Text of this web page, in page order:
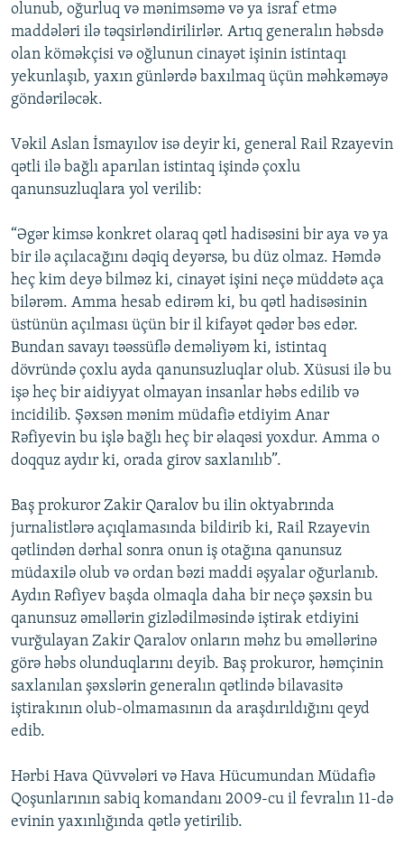
olunub, oğurluq və mənimsəmə və ya israf etmə
maddələri ilə təqsirləndirilirlər. Artıq generalın həbsdə
olan köməkçisi və oğlunun cinayət işinin istintaqı
yekunlaşıb, yaxın günlərdə baxılmaq üçün məhkəməyə
göndəriləcək.
Vəkil Aslan İsmayılov isə deyir ki, general Rail Rzayevin
qətli ilə bağlı aparılan istintaq işində çoxlu
qanunsuzluqlara yol verilib:
“Əgər kimsə konkret olaraq qətl hadisəsini bir aya və ya
bir ilə açılacağını dəqiq deyərsə, bu düz olmaz. Həmdə
heç kim deyə bilməz ki, cinayət işini neçə müddətə aça
bilərəm. Amma hesab edirəm ki, bu qətl hadisəsinin
üstünün açılması üçün bir il kifayət qədər bəs edər.
Bundan savayı təəssüflə deməliyəm ki, istintaq
dövründə çoxlu ayda qanunsuzluqlar olub. Xüsusi ilə bu
işə heç bir aidiyyat olmayan insanlar həbs edilib və
incidilib. Şəxsən mənim müdafiə etdiyim Anar
Rəfiyevin bu işlə bağlı heç bir əlaqəsi yoxdur. Amma o
doqquz aydır ki, orada girov saxlanılıb”.
Baş prokuror Zakir Qaralov bu ilin oktyabrında
jurnalistlərə açıqlamasında bildirib ki, Rail Rzayevin
qətlindən dərhal sonra onun iş otağına qanunsuz
müdaxilə olub və ordan bəzi maddi əşyalar oğurlanıb.
Aydın Rəfiyev başda olmaqla daha bir neçə şəxsin bu
qanunsuz əməllərin gizlədilməsində iştirak etdiyini
vurğulayan Zakir Qaralov onların məhz bu əməllərinə
görə həbs olunduqlarını deyib. Baş prokuror, həmçinin
saxlanılan şəxslərin generalın qətlində bilavasitə
iştirakının olub-olmamasının da araşdırıldığını qeyd
edib.
Hərbi Hava Qüvvələri və Hava Hücumundan Müdafiə
Qoşunlarının sabiq komandanı 2009-cu il fevralın 11-də
evinin yaxınlığında qətlə yetirilib.